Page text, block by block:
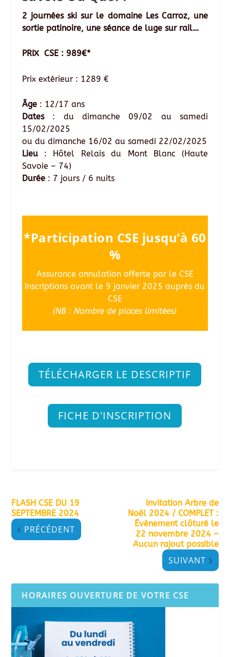
2 journées ski sur le domaine Les Carroz, une
sortie patinoire, une séance de luge sur rail…
PRIX CSE : 989€*
Prix extérieur : 1289 €
Âge: 12/17 ans
Dates: du dimanche 09/02 au samedi
15/02/2025
ou du dimanche 16/02 au samedi 22/02/2025
Lieu: Hôtel Relais du Mont Blanc (Haute
Savoie – 74)
Durée: 7 jours / 6 nuits
*Participation CSE jusqu’à 60
%
Assurance annulation offerte par le CSE
Inscriptions avant le 9 janvier 2025 auprès du
CSE
(NB : Nombre de places limitées)
TÉLÉCHARGER LE DESCRIPTIF
FICHE D'INSCRIPTION
FLASH CSE DU 19
SEPTEMBRE 2024
PRÉCÉDENT
Invitation Arbre de
Noël 2024 / COMPLET :
Évènement clôturé le
22 novembre 2024 –
Aucun rajout possible
SUIVANT
HORAIRES OUVERTURE DE VOTRE CSE